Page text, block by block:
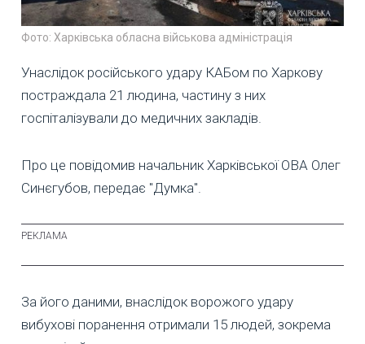
Фото: Харківська обласна військова адміністрація
Унаслідок російського удару КАБом по Харкову
постраждала 21 людина, частину з них
госпіталізували до медичних закладів.
Про це повідомив начальник Харківської ОВА Олег
Синєгубов, передає "Думка".
За його даними, внаслідок ворожого удару
вибухові поранення отримали 15 людей, зокрема